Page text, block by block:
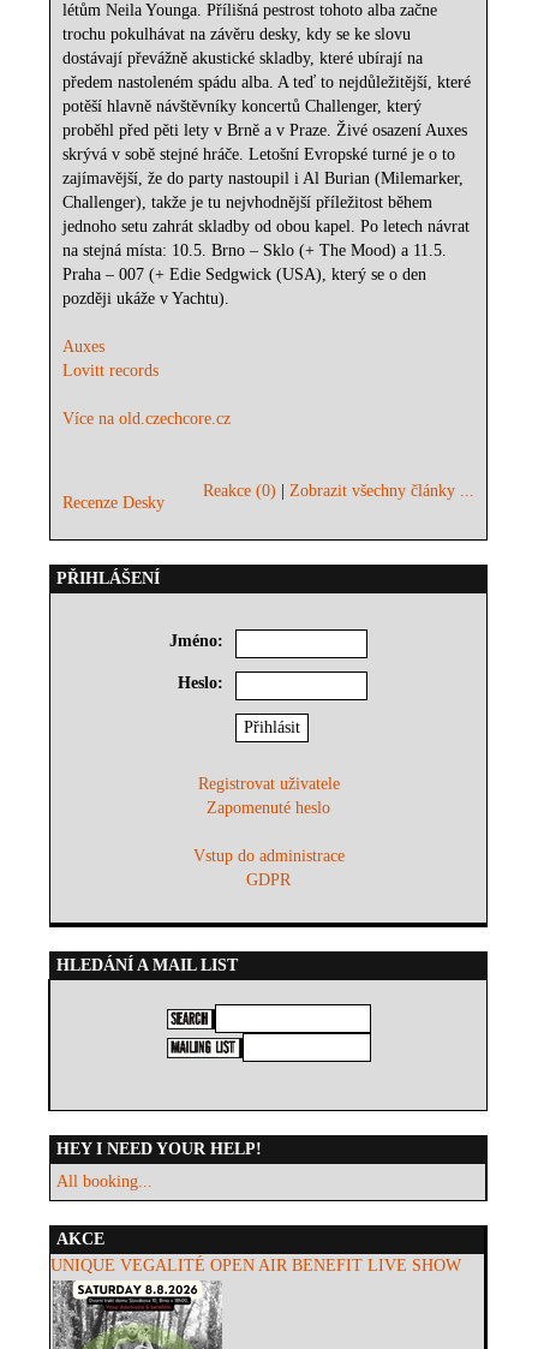
létům Neila Younga. Přílišná pestrost tohoto alba začne
trochu pokulhávat na závěru desky, kdy se ke slovu
dostávají převážně akustické skladby, které ubírají na
předem nastoleném spádu alba. A teď to nejdůležitější, které
potěší hlavně návštěvníky koncertů Challenger, který
proběhl před pěti lety v Brně a v Praze. Živé osazení Auxes
skrývá v sobě stejné hráče. Letošní Evropské turné je o to
zajímavější, že do party nastoupil i Al Burian (Milemarker,
Challenger), takže je tu nejvhodnější příležitost během
jednoho setu zahrát skladby od obou kapel. Po letech návrat
na stejná místa: 10.5. Brno – Sklo (+ The Mood) a 11.5.
Praha – 007 (+ Edie Sedgwick (USA), který se o den
později ukáže v Yachtu).
Auxes
Lovitt records
Více na old.czechcore.cz
Recenze Desky
Reakce (0) |Zobrazit všechny články ...
PŘIHLÁŠENÍ
Jméno:
Heslo:
Registrovat uživatele
Zapomenuté heslo
Vstup do administrace
GDPR
HLEDÁNÍ A MAIL LIST
HEY I NEED YOUR HELP!
All booking...
AKCE
UNIQUE VEGALITÉ OPEN AIR BENEFIT LIVE SHOW